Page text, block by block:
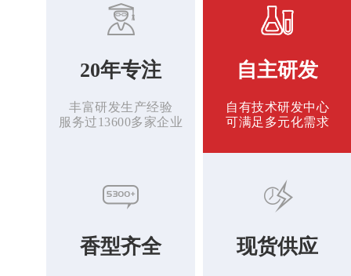
20年专注
丰富研发生产经验
服务过13600多家企业
自主研发
自有技术研发中心
可满足多元化需求
香型齐全 现货供应